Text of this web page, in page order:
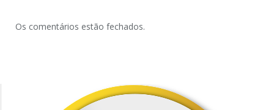
Os comentários estão fechados.